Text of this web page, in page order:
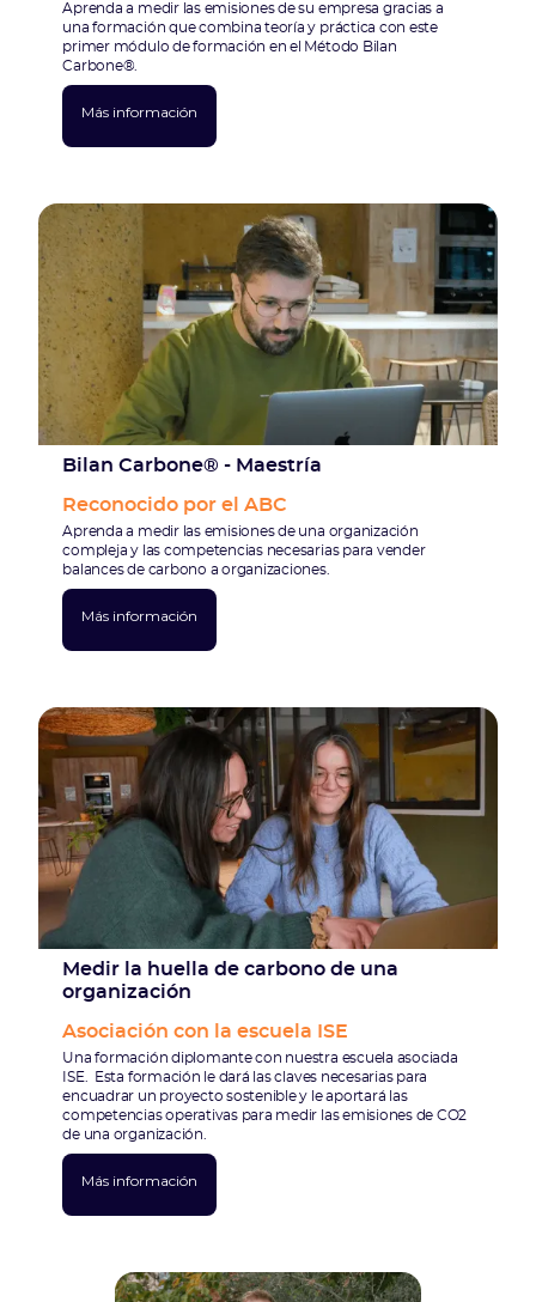
Aprenda a medir las emisiones de su empresa gracias a
una formación que combina teoría y práctica con este
primer módulo de formación en el Método Bilan
Carbone®.
Más información
Bilan Carbone® - Maestría
Reconocido por el ABC
Aprenda a medir las emisiones de una organización
compleja y las competencias necesarias para vender
balances de carbono a organizaciones.
Más información
Medir la huella de carbono de una
organización
Asociación con la escuela ISE
Una formación diplomante con nuestra escuela asociada
ISE. Esta formación le dará las claves necesarias para
encuadrar un proyecto sostenible y le aportará las
competencias operativas para medir las emisiones de CO2
de una organización.
Más información